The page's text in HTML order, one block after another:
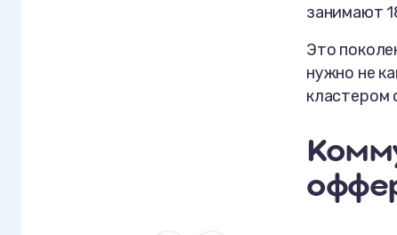
занимают
Это
нужно не
кластером